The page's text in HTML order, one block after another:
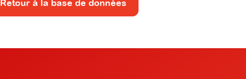
Retour à la base de données